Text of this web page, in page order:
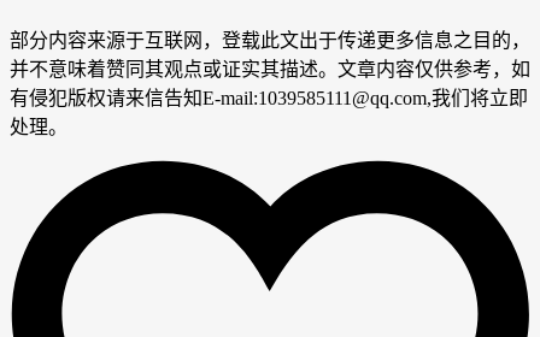
部分内容来源于互联网，登载此文出于传递更多信息之目的，
并不意味着赞同其观点或证实其描述。文章内容仅供参考，如
有侵犯版权请来信告知E-mail:1039585111@qq.com,我们将立即
处理。